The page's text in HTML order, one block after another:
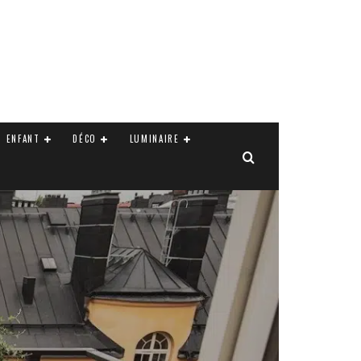
ENFANT DÉCO LUMINAIRE